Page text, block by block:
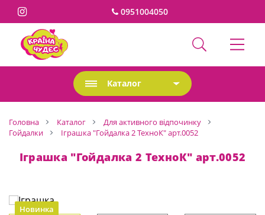
0951004050
Каталог
Головна Каталог
Для активного відпочинку
Гойдалки
Іграшка "Гойдалка 2 ТехноК" арт.0052
Іграшка "Гойдалка 2 ТехноК" арт.0052
Новинка